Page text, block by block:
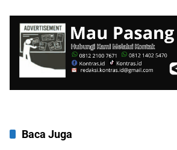
Baca Juga